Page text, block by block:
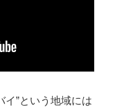
イ”という地域には